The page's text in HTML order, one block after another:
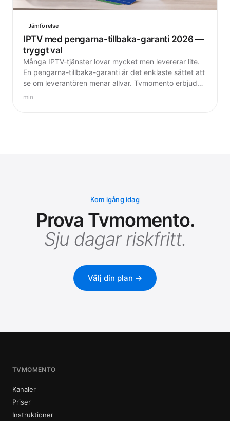
Jämförelse
IPTV med pengarna-tillbaka-garanti 2026 —
tryggt val
Många IPTV-tjänster lovar mycket men levererar lite.
En pengarna-tillbaka-garanti är det enklaste sättet att
se om leverantören menar allvar. Tvmomento erbjuder
7 dagars garanti utan villkor.
min
Kom igång idag
Prova Tvmomento.
Sju dagar riskfritt.
Välj din plan →
TVMOMENTO
Kanaler
Priser
Instruktioner